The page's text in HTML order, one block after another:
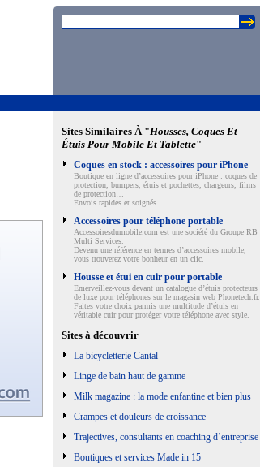
Sites Similaires À "Housses, Coques Et
Étuis Pour Mobile Et Tablette"
Coques en stock : accessoires pour iPhone
Boutique en ligne d’accessoires pour iPhone : coques de
protection, bumpers, étuis et pochettes, chargeurs, films
de protection…
Envois rapides et soignés.
Accessoires pour téléphone portable
Accessoiresdumobile.com est une société du Groupe RB
Multi Services.
Devenu une référence en termes d’accessoires mobile,
vous trouverez votre bonheur en un clic.
Housse et étui en cuir pour portable
Emerveillez-vous devant un catalogue d’étuis protecteurs
de luxe pour téléphones sur le magasin web Phonetech.fr.
Faites votre choix parmis une multitude d’étuis en
véritable cuir pour protéger votre téléphone avec style.
Sites à découvrir
La bicycletterie Cantal
Linge de bain haut de gamme
Milk magazine : la mode enfantine et bien plus
Crampes et douleurs de croissance
Trajectives, consultants en coaching d’entreprise
Boutiques et services Made in 15